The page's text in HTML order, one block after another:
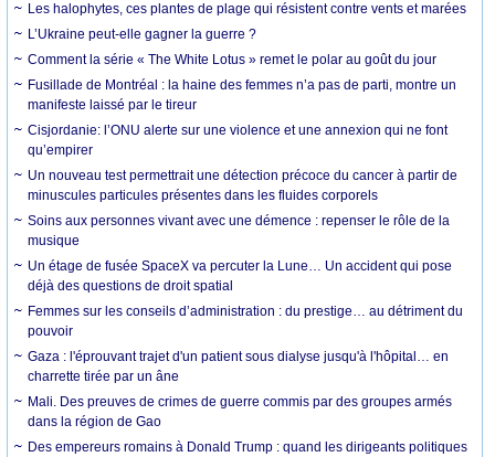
Les halophytes, ces plantes de plage qui résistent contre vents et marées
L’Ukraine peut-elle gagner la guerre ?
Comment la série « The White Lotus » remet le polar au goût du jour
Fusillade de Montréal : la haine des femmes n’a pas de parti, montre un
manifeste laissé par le tireur
Cisjordanie: l’ONU alerte sur une violence et une annexion qui ne font
qu’empirer
Un nouveau test permettrait une détection précoce du cancer à partir de
minuscules particules présentes dans les fluides corporels
Soins aux personnes vivant avec une démence : repenser le rôle de la
musique
Un étage de fusée SpaceX va percuter la Lune… Un accident qui pose
déjà des questions de droit spatial
Femmes sur les conseils d’administration : du prestige… au détriment du
pouvoir
Gaza : l'éprouvant trajet d'un patient sous dialyse jusqu'à l'hôpital… en
charrette tirée par un âne
Mali. Des preuves de crimes de guerre commis par des groupes armés
dans la région de Gao
Des empereurs romains à Donald Trump : quand les dirigeants politiques